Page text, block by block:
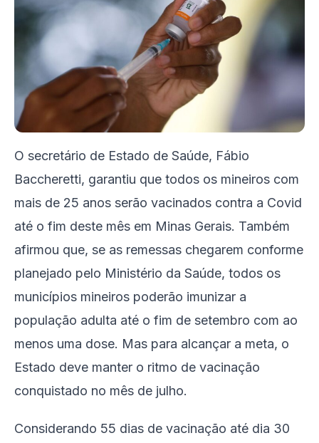
O secretário de Estado de Saúde, Fábio
Baccheretti, garantiu que todos os mineiros com
mais de 25 anos serão vacinados contra a Covid
até o fim deste mês em Minas Gerais. Também
afirmou que, se as remessas chegarem conforme
planejado pelo Ministério da Saúde, todos os
municípios mineiros poderão imunizar a
população adulta até o fim de setembro com ao
menos uma dose. Mas para alcançar a meta, o
Estado deve manter o ritmo de vacinação
conquistado no mês de julho.
Considerando 55 dias de vacinação até dia 30